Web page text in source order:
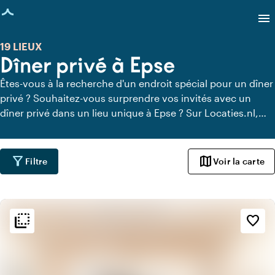
chargée
menu
Dîner privé à Epse
19 LIEUX
Êtes-vous à la recherche d'un endroit spécial pour un dîner
privé ? Souhaitez-vous surprendre vos invités avec un
dîner privé dans un lieu unique à Epse ? Sur Locaties.nl,
lieux à Epse où vous pouvez dîner en toute tranquillité.
Découvrez tous les lieux de restauration privée pour un
délicieux dîner privé.
filter_alt Filtre mapVoir la carte
flip_to_back favorite_border
flip_to_back Ambiance
info
Coloré